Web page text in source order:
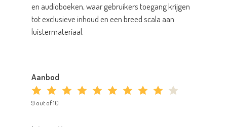
en audioboeken, waar gebruikers toegang krijgen
tot exclusieve inhoud en een breed scala aan
luistermateriaal.
Aanbod
9 out of 10